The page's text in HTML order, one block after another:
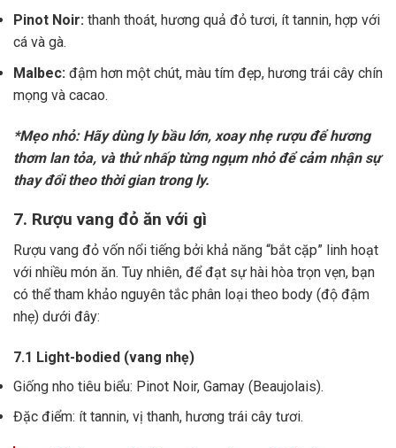
Pinot Noir: thanh thoát, hương quả đỏ tươi, ít tannin, hợp với
cá và gà.
Malbec: đậm hơn một chút, màu tím đẹp, hương trái cây chín
mọng và cacao.
*Mẹo nhỏ: Hãy dùng ly bầu lớn, xoay nhẹ rượu để hương
thơm lan tỏa, và thử nhấp từng ngụm nhỏ để cảm nhận sự
thay đổi theo thời gian trong ly.
7. Rượu vang đỏ ăn với gì
Rượu vang đỏ vốn nổi tiếng bởi khả năng “bắt cặp” linh hoạt
với nhiều món ăn. Tuy nhiên, để đạt sự hài hòa trọn vẹn, bạn
có thể tham khảo nguyên tắc phân loại theo body (độ đậm
nhẹ) dưới đây:
7.1 Light-bodied (vang nhẹ)
Giống nho tiêu biểu: Pinot Noir, Gamay (Beaujolais).
Đặc điểm: ít tannin, vị thanh, hương trái cây tươi.